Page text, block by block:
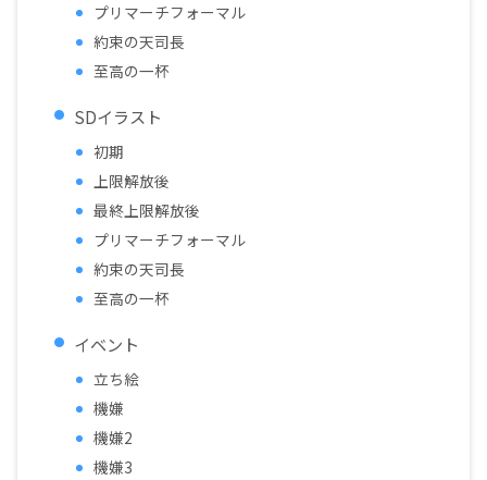
プリマーチフォーマル
約束の天司長
至高の一杯
SDイラスト
初期
上限解放後
最終上限解放後
プリマーチフォーマル
約束の天司長
至高の一杯
イベント
立ち絵
機嫌
機嫌2
機嫌3